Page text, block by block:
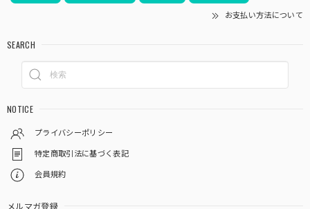
お支払い方法について
SEARCH
NOTICE
プライバシーポリシー
特定商取引法に基づく表記
会員規約
メルマガ登録